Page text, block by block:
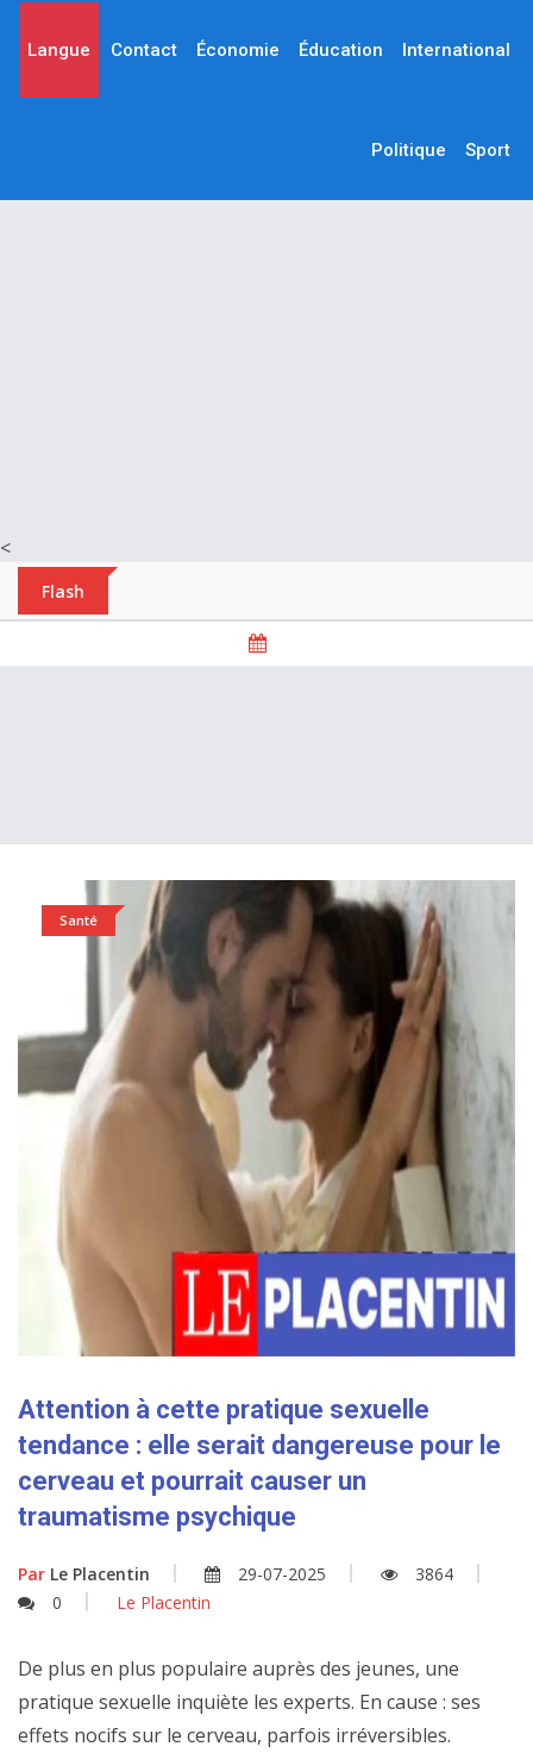
<
Langue Contact Économie Éducation International
Politique Sport
Flash
Santé
Attention à cette pratique sexuelle
tendance : elle serait dangereuse pour le
cerveau et pourrait causer un
traumatisme psychique
Par Le Placentin 29-07-2025
3864
0
Le Placentin
De plus en plus populaire auprès des jeunes, une
pratique sexuelle inquiète les experts. En cause : ses
effets nocifs sur le cerveau, parfois irréversibles.